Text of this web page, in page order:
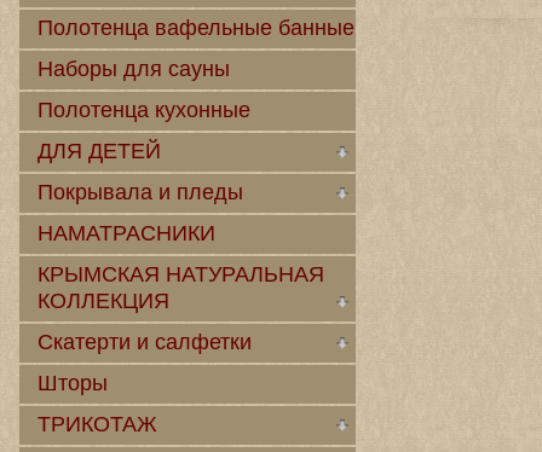
Полотенца вафельные банные
Наборы для сауны
Полотенца кухонные
ДЛЯ ДЕТЕЙ
Покрывала и пледы
НАМАТРАСНИКИ
КРЫМСКАЯ НАТУРАЛЬНАЯ
КОЛЛЕКЦИЯ
Скатерти и салфетки
Шторы
ТРИКОТАЖ